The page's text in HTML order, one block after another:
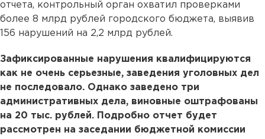
отчета, контрольный орган охватил проверками
более 8 млрд рублей городского бюджета, выявив
156 нарушений на 2,2 млрд рублей.
Зафиксированные нарушения квалифицируются
как не очень серьезные, заведения уголовных дел
не последовало. Однако заведено три
административных дела, виновные оштрафованы
на 20 тыс. рублей. Подробно отчет будет
рассмотрен на заседании бюджетной комиссии